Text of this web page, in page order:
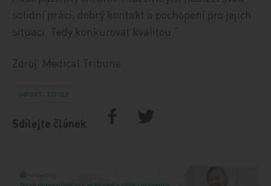
solidní práci, dobrý kontakt a pochopení pro jejich
situaci. Tedy konkurovat kvalitou.“
Zdroj: Medical Tribune
IMPORT: TITULY
Sdílejte článek